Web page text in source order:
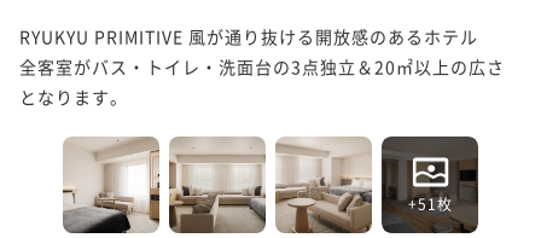
RYUKYU PRIMITIVE 風が通り抜ける開放感のあるホテル
全客室がバス・トイレ・洗面台の3点独立＆20㎡以上の広さ
となります。
+51枚